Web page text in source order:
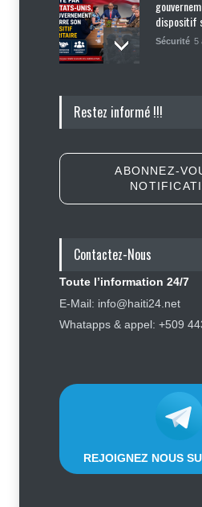
dispositif
Sécurité 5
Latortue
Haïti : les
Élections :
montre
Restez informé !!!
ABONNEZ-
Contactez-Nous
Toute l’information 24/7
E-Mail: info@haiti24.net
Whatapps & appel: +509
REJOIGNEZ NOUS